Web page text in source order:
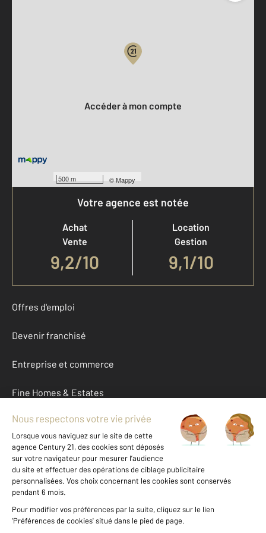
500 m ©Mappy
Accéder à mon compte
Votre agence est notée
Achat
Vente
9,2/10
Location
Gestion
9,1/10
Offres d'emploi
Devenir franchisé
Entreprise et commerce
Fine Homes & Estates
À propos
International
Nous contacter